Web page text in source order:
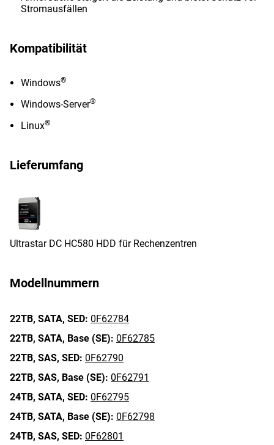
Stromausfällen
Kompatibilität
Windows®
Windows-Server®
Linux®
Lieferumfang
Ultrastar DC HC580 HDD für Rechenzentren
Modellnummern
22TB, SATA, SED: 0F62784
22TB, SATA, Base (SE): 0F62785
22TB, SAS, SED: 0F62790
22TB, SAS, Base (SE): 0F62791
24TB, SATA, SED: 0F62795
24TB, SATA, Base (SE): 0F62798
24TB, SAS, SED: 0F62801